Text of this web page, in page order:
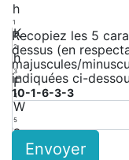
h
1
K
2
h
3
F
4
W
5
a
Recopiez les 5
dessus (en
majuscules/
indiquées ci-
10-1-6-3-3
Envoyer